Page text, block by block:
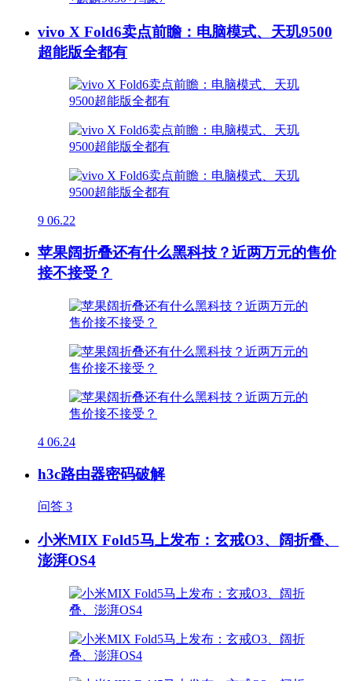
vivo X Fold6卖点前瞻：电脑模式、天玑9500
超能版全都有
9 06.22
苹果阔折叠还有什么黑科技？近两万元的售价
接不接受？
4 06.24
h3c路由器密码破解
问答 3
小米MIX Fold5马上发布：玄戒O3、阔折叠、
澎湃OS4